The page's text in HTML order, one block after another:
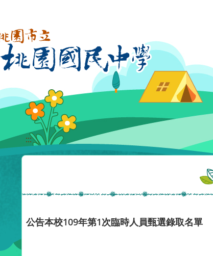
:::
公告本校109年第1次臨時人員甄選錄取名單